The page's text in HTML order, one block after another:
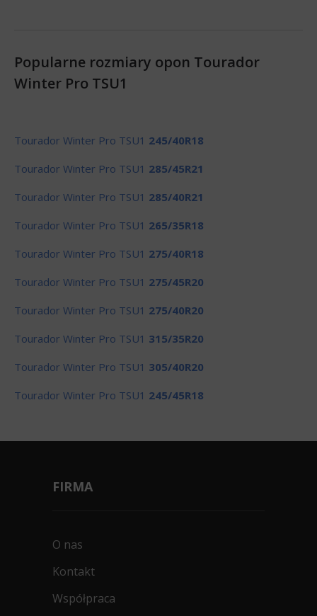
Popularne rozmiary opon Tourador
Winter Pro TSU1
Tourador Winter Pro TSU1 245/40R18
Tourador Winter Pro TSU1 285/45R21
Tourador Winter Pro TSU1 285/40R21
Tourador Winter Pro TSU1 265/35R18
Tourador Winter Pro TSU1 275/40R18
Tourador Winter Pro TSU1 275/45R20
Tourador Winter Pro TSU1 275/40R20
Tourador Winter Pro TSU1 315/35R20
Tourador Winter Pro TSU1 305/40R20
Tourador Winter Pro TSU1 245/45R18
FIRMA
O nas
Kontakt
Współpraca